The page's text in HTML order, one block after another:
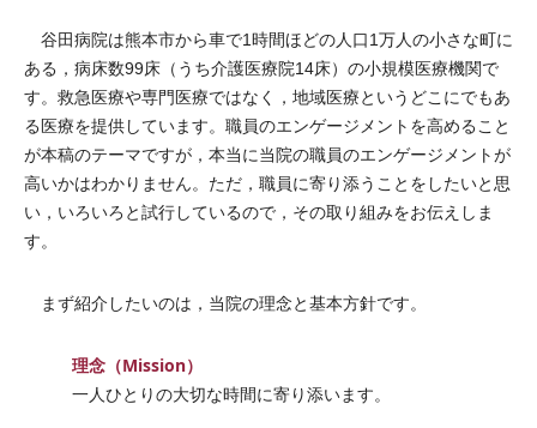
谷田病院は熊本市から車で1時間ほどの人口1万人の小さな町に
ある，病床数99床（うち介護医療院14床）の小規模医療機関で
す。救急医療や専門医療ではなく，地域医療というどこにでもあ
る医療を提供しています。職員のエンゲージメントを高めること
が本稿のテーマですが，本当に当院の職員のエンゲージメントが
高いかはわかりません。ただ，職員に寄り添うことをしたいと思
い，いろいろと試行しているので，その取り組みをお伝えしま
す。
まず紹介したいのは，当院の理念と基本方針です。
理念（Mission）
一人ひとりの大切な時間に寄り添います。